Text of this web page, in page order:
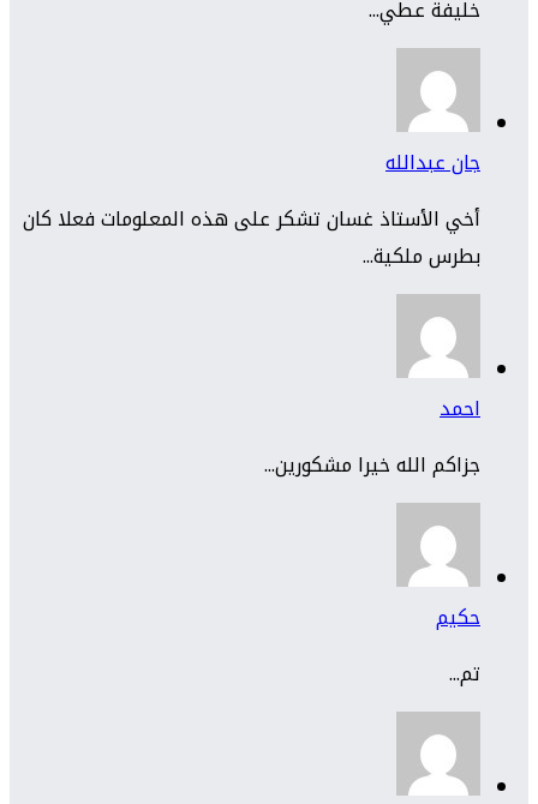
خليفة عطي...
جان عبدالله
أخي الأستاذ غسان تشكر على هذه المعلومات فعلا كان
بطرس ملكية...
احمد
جزاكم الله خيرا مشكورين...
حكيم
تم...